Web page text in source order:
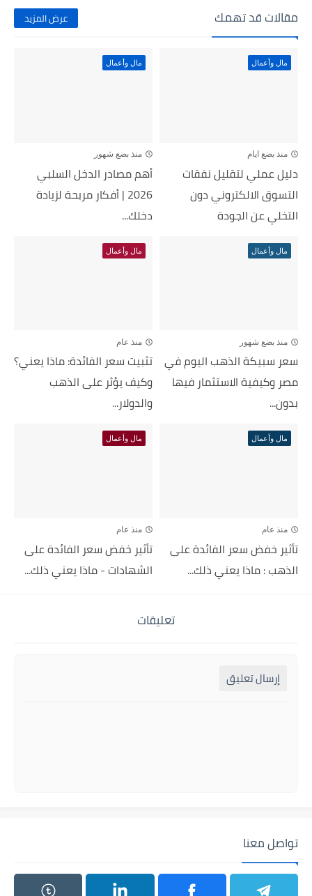
مقالات قد تهمك عرض المزيد
مال وأعمال
منذ بضع ايام
دليل عملي لتقليل نفقات
التسوق الالكتروني دون
التخلي عن الجودة
مال وأعمال
منذ بضع شهور
أهم مصادر الدخل السلبي
2026 | أفكار مربحة لزيادة
دخلك...
مال وأعمال
منذ بضع شهور
سعر سبيكة الذهب اليوم في
مصر وكيفية الاستثمار فيها
بدون...
مال وأعمال
منذ عام
تثبيت سعر الفائدة: ماذا يعني؟
وكيف يؤثر على الذهب
والدولار...
مال وأعمال
منذ عام
تأثير خفض سعر الفائدة على
الذهب : ماذا يعني ذلك...
مال وأعمال
منذ عام
تأثير خفض سعر الفائدة على
الشهادات - ماذا يعني ذلك...
تعليقات
إرسال تعليق
تواصل معنا